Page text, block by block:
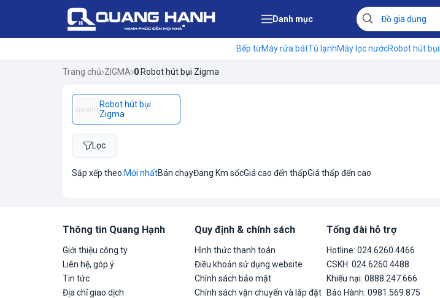
Danh mục
Bếp từMáy rửa bátTủ lạnhMáy lọc nướcRobot hút bụi
Trang chủ ZIGMA 0 Robot hút bụi Zigma
UpdatingRobot hút bụi
Zigma
Lọc
Sắp xếp theo:Mới nhấtBán chạyĐang Km sốcGiá cao đến thấpGiá thấp đến cao
Thông tin Quang Hạnh
Giới thiệu công ty
Liên hệ, góp ý
Tin tức
Địa chỉ giao dịch
Quy định & chính sách
Hình thức thanh toán
Điều khoản sử dụng website
Chính sách bảo mật
Chính sách vận chuyển và lắp đặt
Tổng đài hỗ trợ
Hotline: 024.6260.4466
CSKH: 024.6260.4488
Khiếu nại: 0888.247.666
Bảo Hành: 0981.569.875